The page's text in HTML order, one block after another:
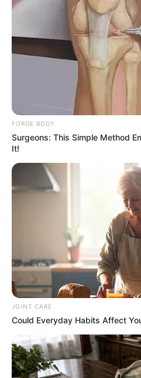
Why this ordinary drink is
Magnetic Floating Bed: All
Mil?
BRAINBERRIES
FORGE BODY
Surgeons: This Simple Method
It!
JOINT CARE
Could Everyday Habits Affect